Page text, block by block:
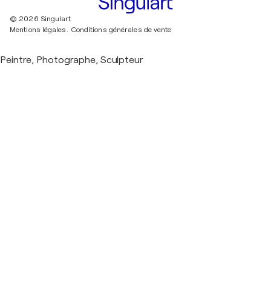
© 2026 Singulart
Mentions légales. Conditions générales de vente
Peintre, Photographe, Sculpteur